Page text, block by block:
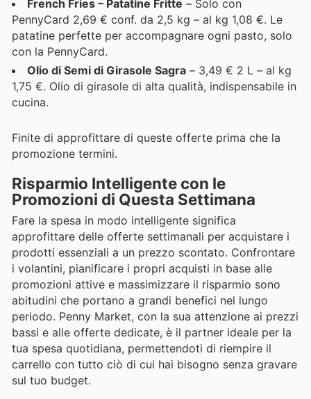
French Fries – Patatine Fritte – Solo con
PennyCard 2,69 € conf. da 2,5 kg – al kg 1,08 €. Le
patatine perfette per accompagnare ogni pasto, solo
con la PennyCard.
Olio di Semi di Girasole Sagra – 3,49 € 2 L – al kg
1,75 €. Olio di girasole di alta qualità, indispensabile in
cucina.
Finite di approfittare di queste offerte prima che la
promozione termini.
Risparmio Intelligente con le
Promozioni di Questa Settimana
Fare la spesa in modo intelligente significa
approfittare delle offerte settimanali per acquistare i
prodotti essenziali a un prezzo scontato. Confrontare
i volantini, pianificare i propri acquisti in base alle
promozioni attive e massimizzare il risparmio sono
abitudini che portano a grandi benefici nel lungo
periodo. Penny Market, con la sua attenzione ai prezzi
bassi e alle offerte dedicate, è il partner ideale per la
tua spesa quotidiana, permettendoti di riempire il
carrello con tutto ciò di cui hai bisogno senza gravare
sul tuo budget.